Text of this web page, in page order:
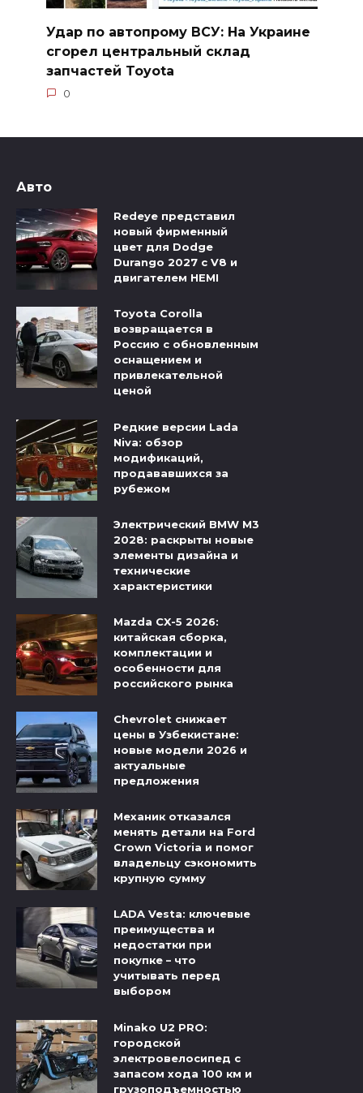
Удар по автопрому ВСУ: На Украине
сгорел центральный склад
запчастей Toyota
0
Авто
Redeye представил
новый фирменный
цвет для Dodge
Durango 2027 с V8 и
двигателем HEMI
Toyota Corolla
возвращается в
Россию с обновленным
оснащением и
привлекательной
ценой
Редкие версии Lada
Niva: обзор
модификаций,
продававшихся за
рубежом
Электрический BMW M3
2028: раскрыты новые
элементы дизайна и
технические
характеристики
Mazda CX-5 2026:
китайская сборка,
комплектации и
особенности для
российского рынка
Chevrolet снижает
цены в Узбекистане:
новые модели 2026 и
актуальные
предложения
Механик отказался
менять детали на Ford
Crown Victoria и помог
владельцу сэкономить
крупную сумму
LADA Vesta: ключевые
преимущества и
недостатки при
покупке – что
учитывать перед
выбором
Minako U2 PRO:
городской
электровелосипед с
запасом хода 100 км и
грузоподъемностью